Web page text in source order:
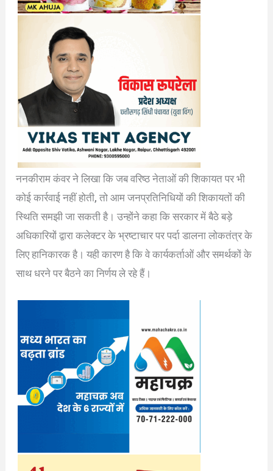
ननकीराम कंवर ने लिखा कि जब वरिष्ठ नेताओं की शिकायत पर भी
कोई कार्रवाई नहीं होती, तो आम जनप्रतिनिधियों की शिकायतों की
स्थिति समझी जा सकती है। उन्होंने कहा कि सरकार में बैठे बड़े
अधिकारियों द्वारा कलेक्टर के भ्रष्टाचार पर पर्दा डालना लोकतंत्र के
लिए हानिकारक है। यही कारण है कि वे कार्यकर्ताओं और समर्थकों के
साथ धरने पर बैठने का निर्णय ले रहे हैं।